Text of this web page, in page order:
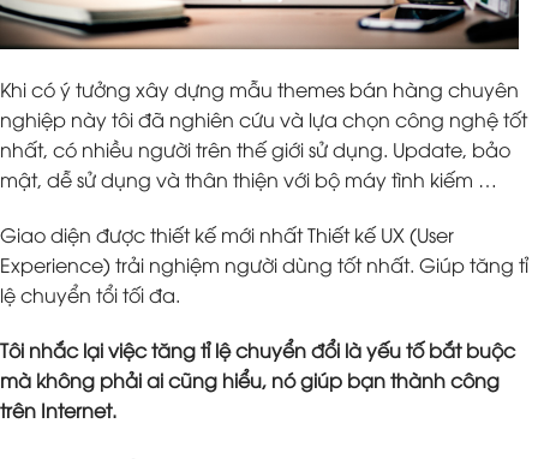
Khi có ý tưởng xây dựng mẫu themes bán hàng chuyên
nghiệp này tôi đã nghiên cứu và lựa chọn công nghệ tốt
nhất, có nhiều người trên thế giới sử dụng. Update, bảo
mật, dễ sử dụng và thân thiện với bộ máy tình kiếm …
Giao diện được thiết kế mới nhất Thiết kế UX (User
Experience) trải nghiệm người dùng tốt nhất. Giúp tăng tỉ
lệ chuyển tổi tối đa.
Tôi nhắc lại việc tăng tỉ lệ chuyển đổi là yếu tố bắt buộc
mà không phải ai cũng hiểu, nó giúp bạn thành công
trên Internet.